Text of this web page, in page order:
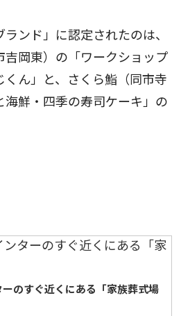
ンド」に認定されたのは、
吉岡東）の「ワークショップ
くん」と、さくら鮨（同市寺
海鮮・四季の寿司ケーキ」の
のすぐ近くにある「家族葬式場